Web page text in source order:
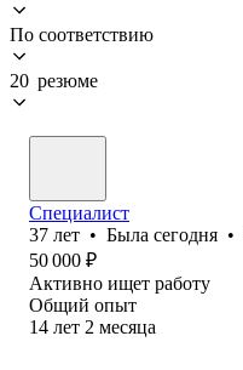
По соответствию
20 резюме
Специалист
37 лет • Была сегодня •
50 000 ₽
Активно ищет работу
Общий опыт
14 лет 2 месяца